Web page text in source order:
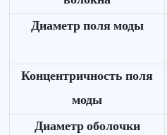
Диаметр поля моды
Концентричность поля
моды
Диаметр оболочки